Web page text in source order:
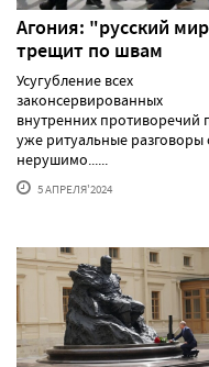
Агония: "русский
трещит по швам
Усугубление всех
законсервированных
внутренних противоречий
уже ритуальные разговоры
нерушимо......
5 АПРЕЛЯ'2024